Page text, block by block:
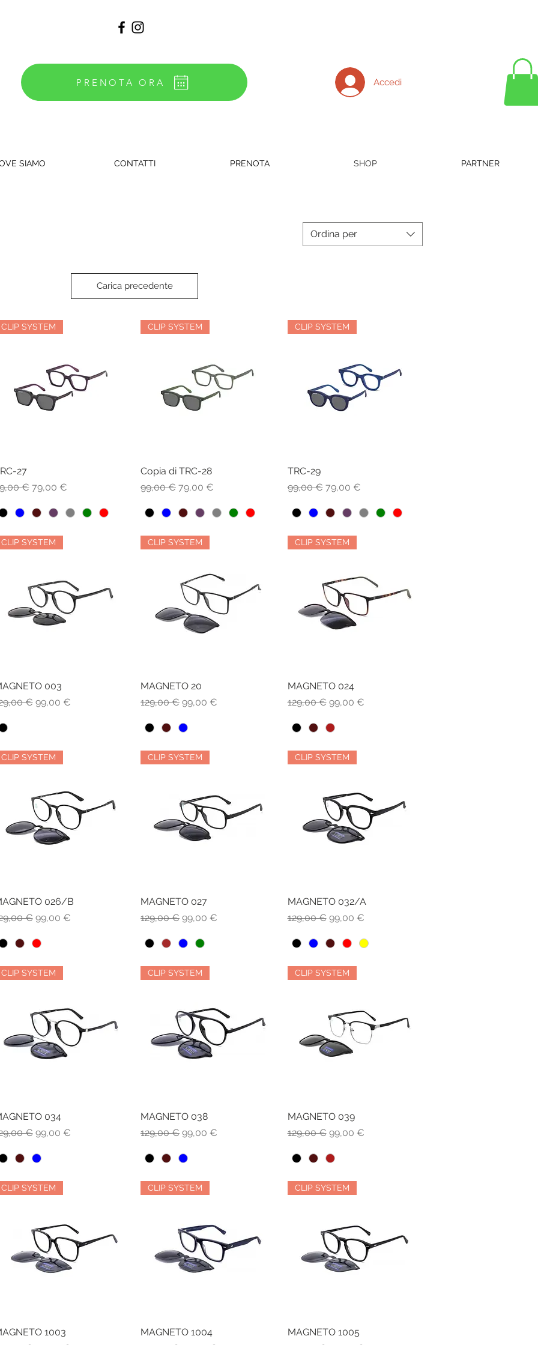
PRENOTA ORA Accedi
SIAMO CONTATTI PRENOTA SHOP PARTNER
Ordina per
Carica precedente
CLIP SYSTEM
27
regolare
€ Prezzo scontato
79,00 €
Vista rapida
CLIP SYSTEM
Copia di TRC-28
Prezzo regolare
99,00 € Prezzo scontato
79,00 €
CLIP SYSTEM
TRC-29
Prezzo regolare
99,00 € Prezzo scontato
79,00 €
Vista rapida
CLIP SYSTEM
003
regolare
€ Prezzo scontato
99,00 €
Vista rapida
CLIP SYSTEM
MAGNETO 20
Prezzo regolare
129,00 € Prezzo scontato
99,00 €
Vista rapida
CLIP SYSTEM
MAGNETO 024
Prezzo regolare
129,00 € Prezzo scontato
99,00 €
Vista rapida
CLIP SYSTEM
026/B
regolare
€ Prezzo scontato
99,00 €
Vista rapida
CLIP SYSTEM
MAGNETO 027
Prezzo regolare
129,00 € Prezzo scontato
99,00 €
Vista rapida
CLIP SYSTEM
MAGNETO 032/A
Prezzo regolare
129,00 € Prezzo scontato
99,00 €
Vista rapida
CLIP SYSTEM
034
regolare
€ Prezzo scontato
99,00 €
Vista rapida
CLIP SYSTEM
MAGNETO 038
Prezzo regolare
129,00 € Prezzo scontato
99,00 €
Vista rapida
CLIP SYSTEM
MAGNETO 039
Prezzo regolare
129,00 € Prezzo scontato
99,00 €
Vista rapida
CLIP SYSTEM
1003
Vista rapida
CLIP SYSTEM
MAGNETO 1004
Vista rapida
CLIP SYSTEM
MAGNETO 1005